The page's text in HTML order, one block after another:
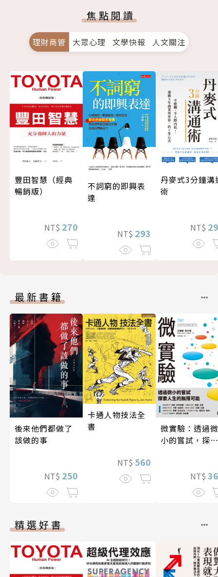
焦點閱讀
理財商管 大眾心理 文學快報 人文關注
豐田智慧（經典
暢銷版）
NT$ 270
不詞窮的即興表
達
NT$ 293
丹麥式3分鐘溝
術
NT$
最新書籍
後來他們都做了
該做的事
NT$ 250
卡通人物技法全
書
NT$ 560
微實驗：透過微
小的嘗試，探索
NT$
精選好書